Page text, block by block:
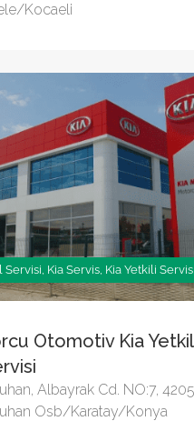
Kocaeli
Servisi, Kia Servis, Kia Yetkili
Otomotiv Kia Yetkili
Albayrak Cd. NO:7,
Osb/Karatay/Konya